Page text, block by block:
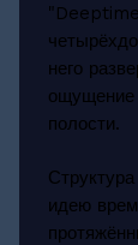
него
ощущение
полости.
идею